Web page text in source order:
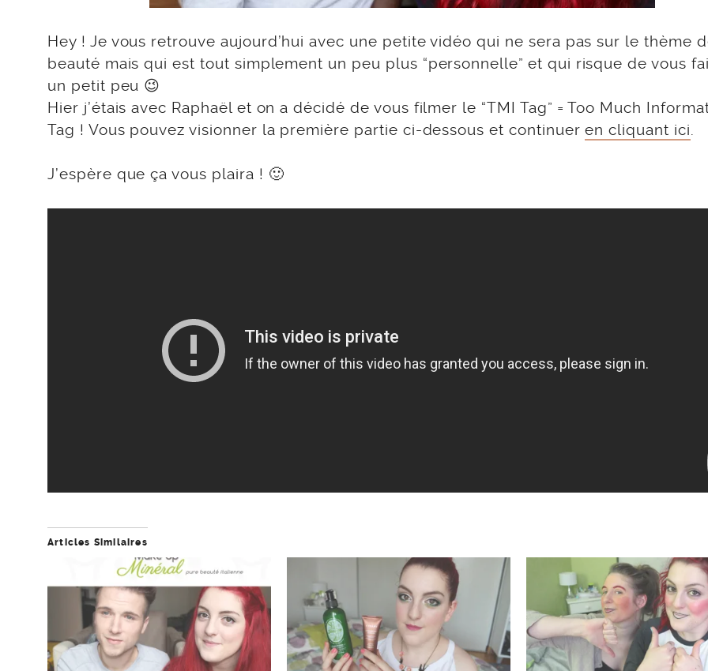
Hey ! Je vous retrouve aujourd’hui avec une petite vidéo qui ne sera pas sur le thème
beauté mais qui est tout simplement un peu plus “personnelle” et qui risque de vous
un petit peu 😉
Hier j’étais avec Raphaël et on a décidé de vous filmer le “TMI Tag” = Too Much
Tag ! Vous pouvez visionner la première partie ci-dessous et continueren cliquant ici
J’espère que ça vous plaira ! 🙂
Articles Similaires